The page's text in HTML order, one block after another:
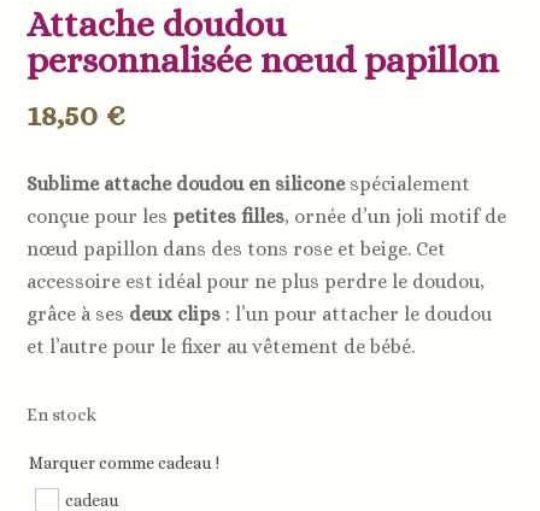
Attache doudou
personnalisée nœud papillon
18,50 €
Sublime attache doudou en siliconespécialement
conçue pour les petites filles, ornée d’un joli motif de
nœud papillon dans des tons rose et beige. Cet
accessoire est idéal pour ne plus perdre le doudou,
grâce à ses deux clips : l’un pour attacher le doudou
et l’autre pour le fixer au vêtement de bébé.
En stock
Marquer comme cadeau !
cadeau